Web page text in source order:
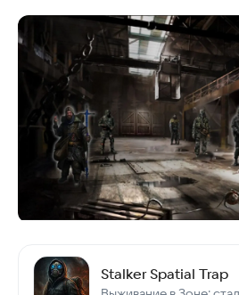
Stalker Spatial Trap